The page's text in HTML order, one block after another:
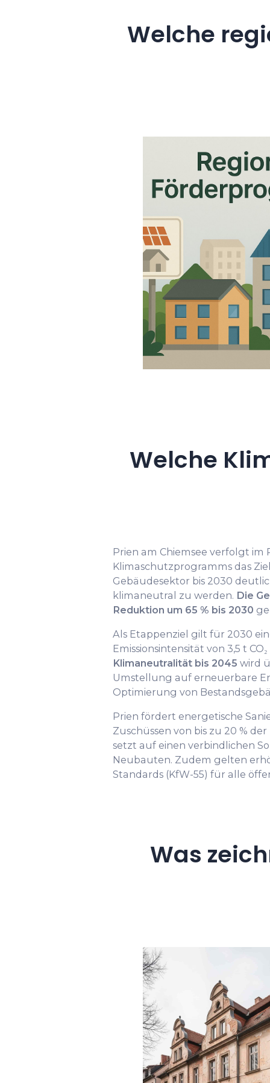
Welche
Welche
Prien am Chiemsee verfolgt im
Klimaschutzprogramms das
Gebäudesektor bis 2030
klimaneutral zu werden. Die
Reduktion um 65 % bis 2030
Als Etappenziel gilt für 2030
Emissionsintensität von 3,5 t
Klimaneutralität bis 2045 wird
Umstellung auf erneuerbare
Optimierung von
Prien fördert energetische
Zuschüssen von bis zu 20 %
setzt auf einen verbindlichen
Neubauten. Zudem gelten
Standards (KfW-55) für alle
Was